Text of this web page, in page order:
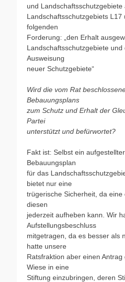
und Landschaftsschutzgebiete
Landschaftsschutzgebiets
folgenden
Forderung: „den Erhalt
Landschaftsschutzgebiete
Ausweisung
neuer Schutzgebiete“
Wird die vom Rat
Bebauungsplans
zum Schutz und Erhalt der
Partei
unterstützt und befürwortet?
Fakt ist: Selbst ein
Bebauungsplan
für das
bietet nur eine
trügerische Sicherheit, da
diesen
jederzeit aufheben kann. Wir
Aufstellungsbeschluss
mitgetragen, da es besser als
hatte unsere
Ratsfraktion aber einen
Wiese in eine
Stiftung einzubringen, deren